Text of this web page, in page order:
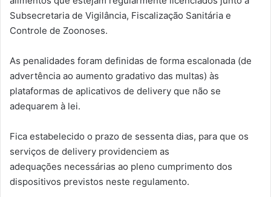
Subsecretaria de Vigilância, Fiscalização Sanitária e
Controle de Zoonoses.
As penalidades foram definidas de forma escalonada (de
advertência ao aumento gradativo das multas) às
plataformas de aplicativos de delivery que não se
adequarem à lei.
Fica estabelecido o prazo de sessenta dias, para que os
serviços de delivery providenciem as
adequações necessárias ao pleno cumprimento dos
dispositivos previstos neste regulamento.